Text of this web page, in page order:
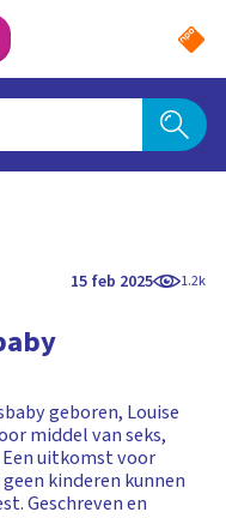
15 feb 2025 1.2k
geboren, Louise
middel van seks,
uitkomst voor
kinderen kunnen
Geschreven en